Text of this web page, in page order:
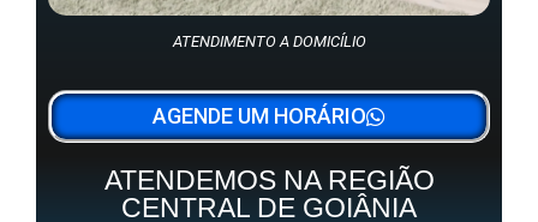
ATENDIMENTO A DOMICÍLIO
AGENDE UM HORÁRIO
ATENDEMOS NA REGIÃO
CENTRAL DE GOIÂNIA